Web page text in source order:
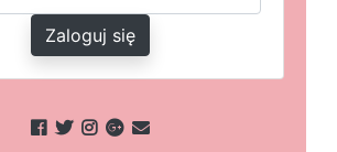
Zaloguj się